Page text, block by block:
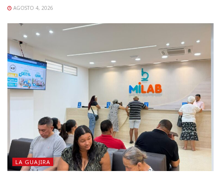
AGOSTO 4, 2026
LA GUAJIRA